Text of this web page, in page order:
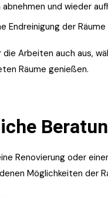
abnehmen und wieder
Endreinigung der Räume
die Arbeiten auch aus,
Räume genießen.
Renovierung oder
Möglichkeiten der